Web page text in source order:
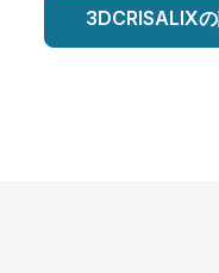
3DCRISALIX